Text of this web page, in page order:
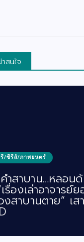
สนใจ
/ซีรีส์/ภาพยนตร์
ำสาบาน…หลอน
รื่องเล่าอาจารย์
สาบานตาย” เส